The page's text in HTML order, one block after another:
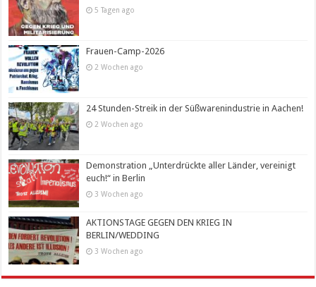
5 Tagen ago
Frauen-Camp-2026
2 Wochen ago
24 Stunden-Streik in der Süßwarenindustrie in Aachen!
2 Wochen ago
Demonstration „Unterdrückte aller Länder, vereinigt
euch!“ in Berlin
3 Wochen ago
AKTIONSTAGE GEGEN DEN KRIEG IN
BERLIN/WEDDING
3 Wochen ago